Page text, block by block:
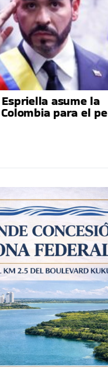
asume la
para el